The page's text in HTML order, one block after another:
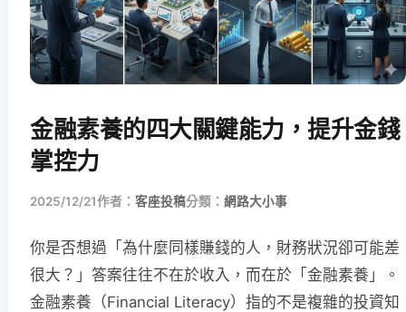
金融素養的四大關鍵能力，提升金錢
掌控力
2025/12/21作者： 客座投稿分類： 網路大小事
你是否想過「為什麼同樣賺錢的人，財務狀況卻可能差
很大？」答案往往不在於收入，而在於「金融素養」。
金融素養（Financial Literacy）指的不是複雜的投資知